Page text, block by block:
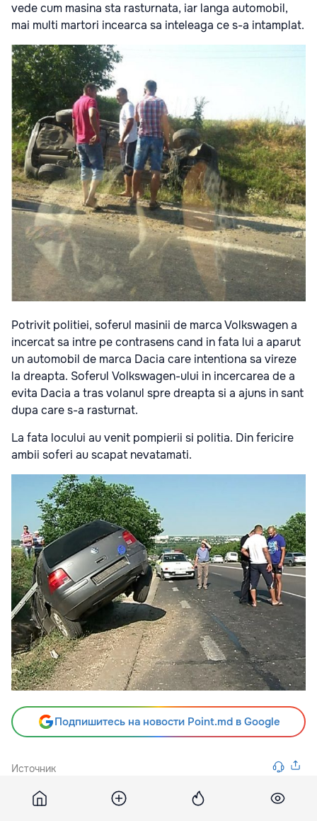
vede cum masina sta rasturnata, iar langa automobil,
mai multi martori incearca sa inteleaga ce s-a intamplat.
Potrivit politiei, soferul masinii de marca Volkswagen a
incercat sa intre pe contrasens cand in fata lui a aparut
un automobil de marca Dacia care intentiona sa vireze
la dreapta. Soferul Volkswagen-ului in incercarea de a
evita Dacia a tras volanul spre dreapta si a ajuns in sant
dupa care s-a rasturnat.
La fata locului au venit pompierii si politia. Din fericire
ambii soferi au scapat nevatamati.
Подпишитесь на новости Point.md в Google
Источник